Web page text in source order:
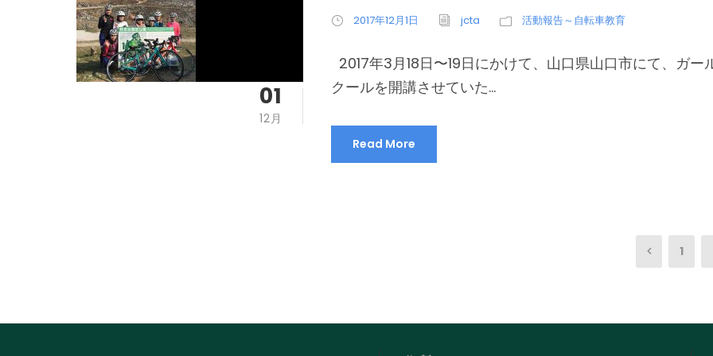
01
12月
2017年12月1日 jcta 活動報告～自転車教育
2017年3月18日〜19日にかけて、山口県山口市にて、ガー
クールを開講させていた...
Read More
1